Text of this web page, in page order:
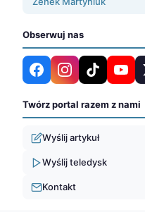
Obserwuj nas
Twórz portal razem z nami
Wyślij artykuł
Wyślij teledysk
Kontakt